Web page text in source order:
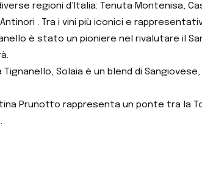
regioni d’Italia: Tenuta Montenisa,
. Tra i vini più iconici e
è stato un pioniere nel rivalutare il
Solaia è un blend di
Prunotto rappresenta un ponte tra la